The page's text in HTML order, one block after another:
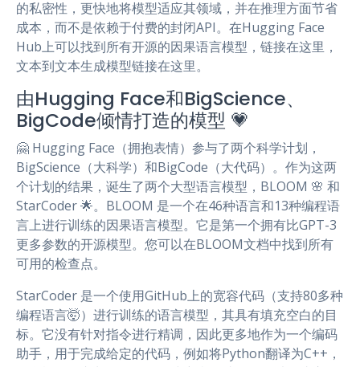
的私密性，更快地将模型适应其领域，并在推理方面节省
成本，而不是依赖于付费的封闭API。在Hugging Face
Hub上可以找到所有开源的因果语言模型，链接在这里，
文本到文本生成模型链接在这里。
由Hugging Face和BigScience、
BigCode倾情打造的模型 💗
🤗 Hugging Face（拥抱表情）参与了两个科学计划，
BigScience（大科学）和BigCode（大代码）。作为这两
个计划的结果，诞生了两个大型语言模型，BLOOM 🌸 和
StarCoder 🌟。BLOOM 是一个在46种语言和13种编程语
言上进行训练的因果语言模型。它是第一个拥有比GPT-3
更多参数的开源模型。您可以在BLOOM文档中找到所有
可用的检查点。
StarCoder 是一个使用GitHub上的宽容代码（支持80多种
编程语言🤯）进行训练的语言模型，其具有填充空白的目
标。它没有针对指令进行精调，因此更多地作为一个编码
助手，用于完成给定的代码，例如将Python翻译为C++，